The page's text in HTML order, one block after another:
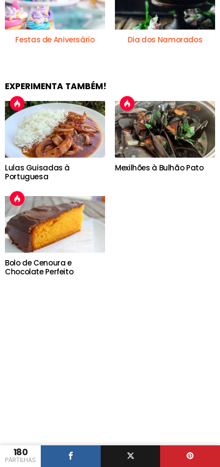
180
PARTILHAS
Festas de Aniversário Dia dos Namorados
EXPERIMENTA TAMBÉM!
Lulas Guisadas à
Portuguesa
Mexilhões à Bulhão Pato
Bolo de Cenoura e
Chocolate Perfeito